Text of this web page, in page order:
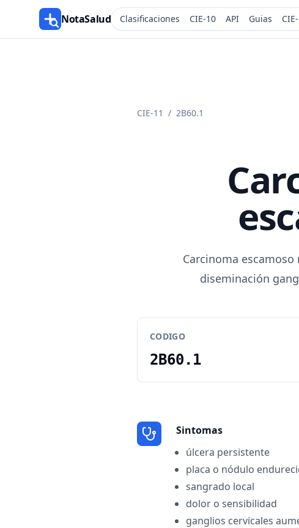
NotaSalud Clasificaciones CIE-10 API Guias
CIE-11 / 2B60.1
Carcinoma
diseminación
CODIGO
2B60.1
Sintomas
úlcera persistente
placa o nódulo
sangrado local
dolor o sensibilidad
ganglios cervicales